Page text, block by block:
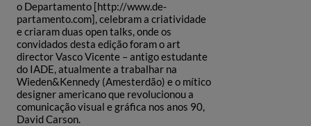
o Departamento [http://www.de-
partamento.com], celebram a criatividade
e criaram duas open talks, onde os
convidados desta edição foram o art
director Vasco Vicente – antigo estudante
do IADE, atualmente a trabalhar na
Wieden&Kennedy (Amesterdão) e o mítico
designer americano que revolucionou a
comunicação visual e gráfica nos anos 90,
David Carson.